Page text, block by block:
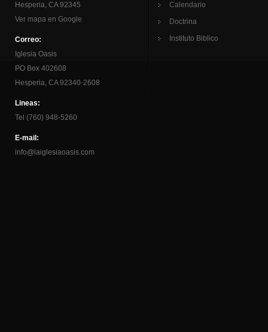
Hesperia, CA 92345
Ver mapa en Google
Correo:
Iglesia Oasis
PO Box 402608
Hesperia, CA 92340-2608
Lineas:
Tel (760) 948-5260
E-mail:
info@laiglesiaoasis.com
Calendario
Doctrina
Instituto Biblico